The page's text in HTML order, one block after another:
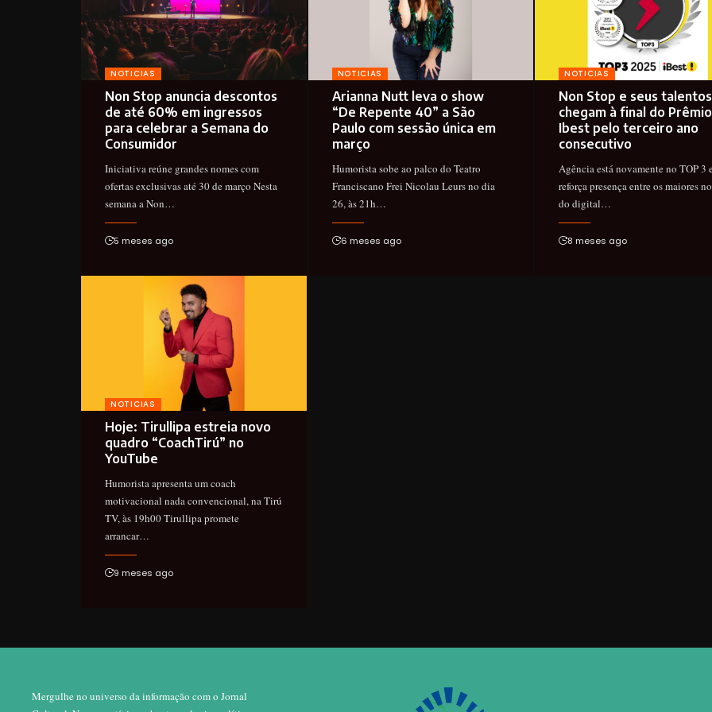
NOTICIAS
Non Stop anuncia descontos
de até 60% em ingressos
para celebrar a Semana do
Consumidor
Iniciativa reúne grandes nomes com
ofertas exclusivas até 30 de março Nesta
semana a Non…
5 meses ago
NOTICIAS
Arianna Nutt leva o show
“De Repente 40” a São
Paulo com sessão única em
março
Humorista sobe ao palco do Teatro
Franciscano Frei Nicolau Leurs no dia
26, às 21h…
6 meses ago
NOTICIAS
Non Stop e seus talentos
chegam à final do Prêmio
Ibest pelo terceiro ano
consecutivo
Agência está novamente no TOP 3
reforça presença entre os maiores
do digital…
8 meses ago
NOTICIAS
Hoje: Tirullipa estreia novo
quadro “CoachTirú” no
YouTube
Humorista apresenta um coach
motivacional nada convencional, na Tirú
TV, às 19h00 Tirullipa promete
arrancar…
9 meses ago
Mergulhe no universo da informação com o Jornal